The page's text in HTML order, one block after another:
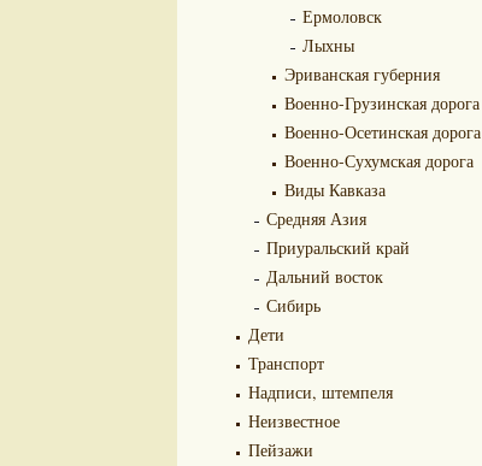
Ермоловск
Лыхны
Эриванская губерния
Военно-Грузинская дорога
Военно-Осетинская дорога
Военно-Сухумская дорога
Виды Кавказа
Средняя Азия
Приуральский край
Дальний восток
Сибирь
Дети
Транспорт
Надписи, штемпеля
Неизвестное
Пейзажи